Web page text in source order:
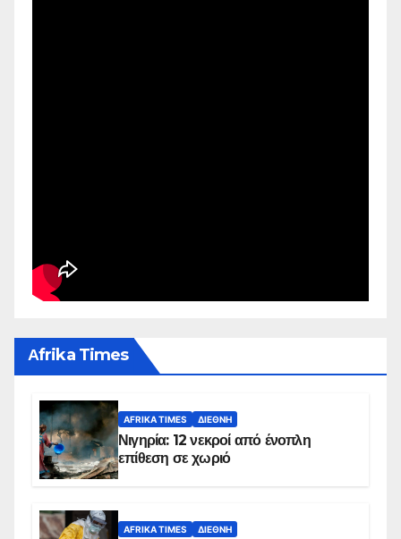
Αfrika Times
AFRIKA TIMES ΔΙΕΘΝΉ
Νιγηρία: 12 νεκροί από ένοπλη
επίθεση σε χωριό
AFRIKA TIMES ΔΙΕΘΝΉ